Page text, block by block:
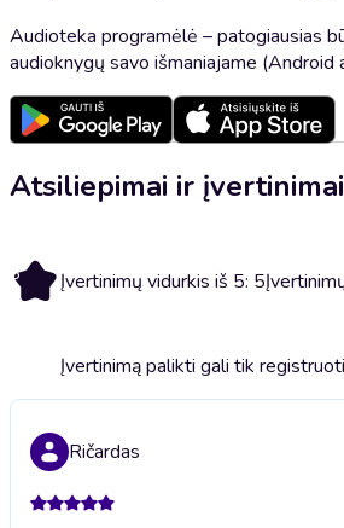
Audioteka programėlė – patogiausias
audioknygų savo išmaniajame (Android
Atsiliepimai ir įvertinimai
5 Įvertinimų vidurkis iš 5: 5
Įvertinimą palikti gali tik
Ričardas